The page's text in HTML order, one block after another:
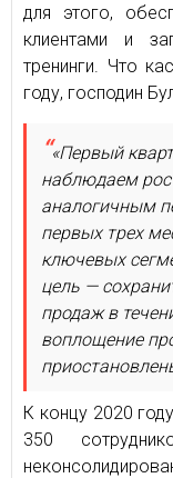
для этого,
клиентами и
тренинги. Что
году, господин
«Первый
наблюдаем
аналогичным
первых трех
ключевых
цель —
продаж в
воплощение
К концу 2020
350